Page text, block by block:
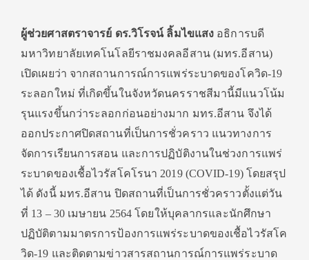
ผู้ช่วยศาสตราจารย์ ดร.วิโรจน์ ลิ้มไขแสง อธิการบดี
มหาวิทยาลัยเทคโนโลยีราชมงคลอีสาน (มทร.อีสาน)
เปิดเผยว่า จากสถานการณ์การแพร่ระบาดของโควิด-19
ระลอกใหม่ ที่เกิดขึ้นในจังหวัดนครราชสีมานี้มีแนวโน้ม
รุนแรงขึ้นกว่าระลอกก่อนอย่างมาก มทร.อีสาน จึงได้
ออกประกาศปิดสถานที่เป็นการชั่วคราว แนวทางการ
จัดการเรียนการสอน และการปฏิบัติงานในช่วงการแพร่
ระบาดของเชื้อไวรัสโคโรนา 2019 (COVID-19) โดยสรุป
ได้ ดังนี้ มทร.อีสาน ปิดสถานที่เป็นการชั่วคราวตั้งแต่วัน
ที่ 13 – 30 เมษายน 2564 โดยให้บุคลากรและนักศึกษา
ปฏิบัติตามมาตรการป้องการแพร่ระบาดของเชื้อไวรัสโค
วิด-19 และติดตามข่าวสารสถานการณ์การแพร่ระบาด